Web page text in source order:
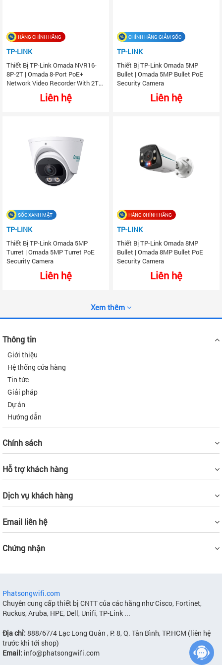
HÀNG CHÍNH HÃNG
TP-LINK
Thiết Bị TP-Link Omada NVR16-
8P-2T | Omada 8-Port PoE+
Network Video Recorder With 2TB
HDD, Up To 16 Channel
Liên hệ
CHÍNH HÃNG GIẢM SỐC
TP-LINK
Thiết Bị TP-Link Omada 5MP
Bullet | Omada 5MP Bullet PoE
Security Camera
Liên hệ
SỐC XANH MẶT
TP-LINK
Thiết Bị TP-Link Omada 5MP
Turret | Omada 5MP Turret PoE
Security Camera
Liên hệ
HÀNG CHÍNH HÃNG
TP-LINK
Thiết Bị TP-Link Omada 8MP
Bullet | Omada 8MP Bullet PoE
Security Camera
Liên hệ
Xem thêm
Thông tin
Giới thiệu
Hệ thống cửa hàng
Tin tức
Giải pháp
Dự án
Hướng dẫn
Chính sách
Hỗ trợ khách hàng
Dịch vụ khách hàng
Email liên hệ
Chứng nhận
Phatsongwifi.com
Chuyên cung cấp thiết bị CNTT của các hãng như Cisco, Fortinet,
Ruckus, Aruba, HPE, Dell, Unifi, TP-Link ...
Địa chỉ: 888/67/4 Lạc Long Quân , P. 8, Q. Tân Bình, TP.HCM (liên hệ
trước khi tới shop)
Email: info@phatsongwifi.com